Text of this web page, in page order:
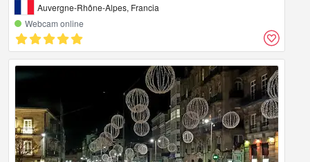
Auvergne-Rhône-Alpes, Francia
Webcam online